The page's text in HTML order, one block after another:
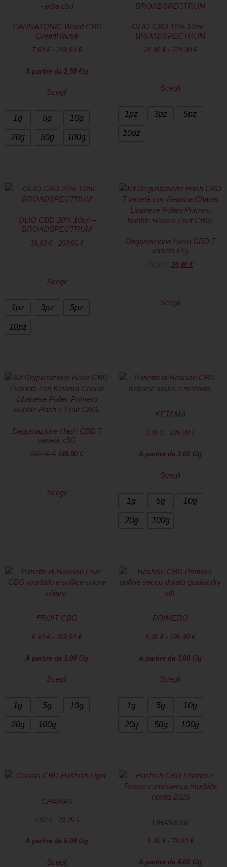
CANNATONIC Weed CBD
GreenHouse
7,90 € - 249,90 €
A partire da 2,50 €/g
Scegli
1g 5g 10g
20g 50g 100g
OLIO CBD 10% 10ml –
BROADSPECTRUM
24,90 € - 224,90 €
Scegli
1pz 3pz 5pz
10pz
OLIO CBD 20% 10ml –
BROADSPECTRUM
34,90 € - 299,90 €
Scegli
1pz 3pz 5pz
10pz
Degustazione Hash CBD 7
varietà x1g
39,90€ 34,90 €
Scegli
Degustazione Hash CBD 7
varietà x5G
239,90€ 149,90 €
Scegli
KETAMA
6,90 € - 299,90 €
A partire da 3,00 €/g
Scegli
1g 5g 10g
20g 100g
FRUIT CBG
6,90 € - 299,90 €
A partire da 3,00 €/g
Scegli
1g 5g 10g
20g 100g
PRIMERO
6,90 € - 299,90 €
A partire da 3,00 €/g
Scegli
1g 5g 10g
20g 50g 100g
CHARAS
7,90 € - 99,90 €
A partire da 5,00 €/g
Scegli
LIBANESE
6,90 € - 79,90 €
A partire da 4,00 €/g